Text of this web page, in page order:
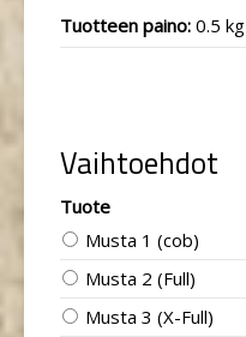
Tuotteen paino: 0.5 kg
Vaihtoehdot
Tuote
Musta 1 (cob)
Musta 2 (Full)
Musta 3 (X-Full)